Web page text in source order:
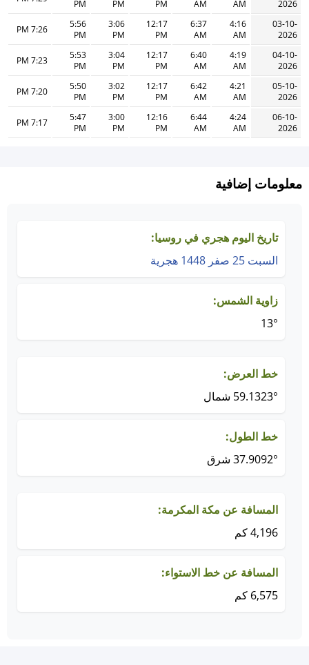
2026
AM
AM
PM
PM
PM
03-10-
2026
4:16
AM
6:37
AM
12:17
PM
3:06
PM
5:56
PM
7:26 PM
04-10-
2026
4:19
AM
6:40
AM
12:17
PM
3:04
PM
5:53
PM
7:23 PM
05-10-
2026
4:21
AM
6:42
AM
12:17
PM
3:02
PM
5:50
PM
7:20 PM
06-10-
2026
4:24
AM
6:44
AM
12:16
PM
3:00
PM
5:47
PM
7:17 PM
معلومات إضافية
تاريخ اليوم هجري في روسيا:
السبت 25 صفر 1448 هجرية
زاوية الشمس:
13°
خط العرض:
59.1323° شمال
خط الطول:
37.9092° شرق
المسافة عن مكة المكرمة:
4,196 كم
المسافة عن خط الاستواء:
6,575 كم